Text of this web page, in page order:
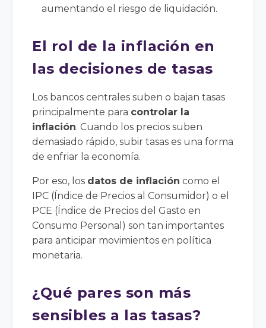
aumentando el riesgo de liquidación.
El rol de la inflación en
las decisiones de tasas
Los bancos centrales suben o bajan tasas
principalmente para controlar la
inflación. Cuando los precios suben
demasiado rápido, subir tasas es una forma
de enfriar la economía.
Por eso, los datos de inflación como el
IPC (Índice de Precios al Consumidor) o el
PCE (Índice de Precios del Gasto en
Consumo Personal) son tan importantes
para anticipar movimientos en política
monetaria.
¿Qué pares son más
sensibles a las tasas?